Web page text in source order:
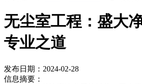
无尘室工程：盛大
专业之道
发布日期：2024-02-28
信息摘要：